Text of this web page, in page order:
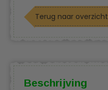
Terug naar overzicht
Beschrijving